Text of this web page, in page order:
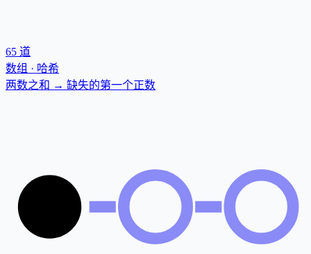
65 道
数组 · 哈希
两数之和 → 缺失的第一个正数